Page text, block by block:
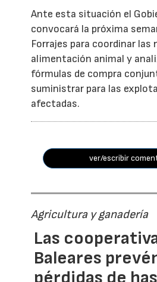
Ante esta situación el
convocará la próxima
Forrajes para coordinar las
alimentación animal y
fórmulas de compra
suministrar para las
afectadas.
ver/escribir
Agricultura y ganadería
Las
Baleares